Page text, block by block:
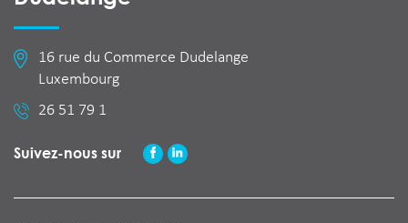
16 rue du Commerce Dudelange
Luxembourg
26 51 79 1
Suivez-nous sur